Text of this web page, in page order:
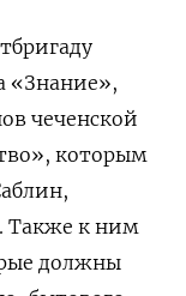
«Знание»,
чеченской
которым
Также к ним
должны